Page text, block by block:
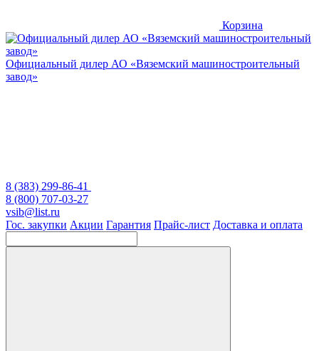
Корзина
Официальный дилер АО «Вяземский машиностроительный
завод»
8 (383) 299-86-41
8 (800) 707-03-27
vsib@list.ru
Гос. закупки Акции Гарантия Прайс-лист Доставка и оплата